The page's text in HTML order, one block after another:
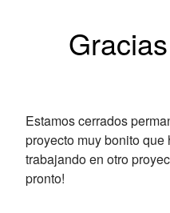
Estamos cerrados
proyecto muy bonito
trabajando en otro
pronto!